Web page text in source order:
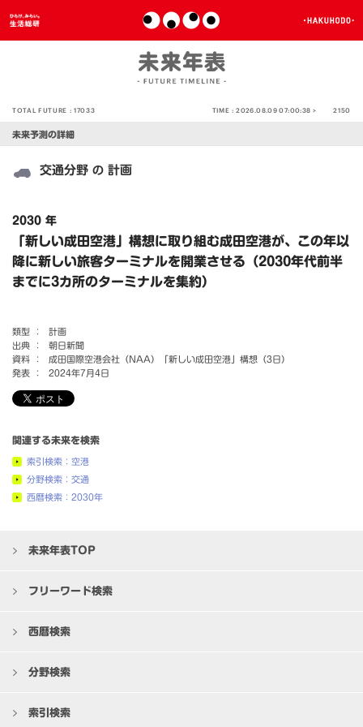
TOTAL FUTURE :17033 TIME :2026.08.09 07:00:38 > 2150
未来予測の詳細
交通分野 の 計画
2030 年
「新しい成田空港」構想に取り組む成田空港が、この年以
降に新しい旅客ターミナルを開業させる（2030年代前半
までに3カ所のターミナルを集約）
類型 ：
計画
出典 ：
朝日新聞
資料 ：
成田国際空港会社（NAA）「新しい成田空港」構想（3日）
発表 ：
2024年7月4日
関連する未来を検索
索引検索：空港
分野検索：交通
西暦検索：2030年
未来年表TOP
フリーワード検索
西暦検索
分野検索
索引検索